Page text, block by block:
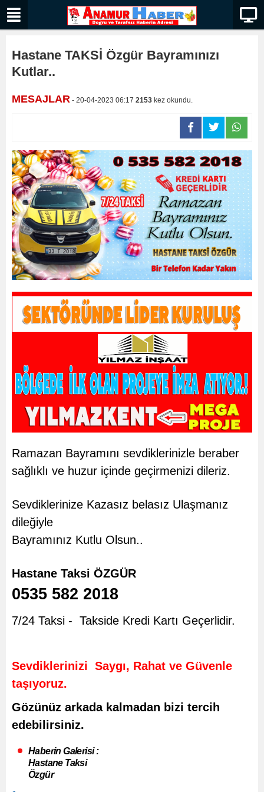
Hastane TAKSİ Özgür Bayramınızı
Kutlar..
MESAJLAR - 20-04-2023 06:17 2153 kez okundu.
Ramazan Bayramını sevdiklerinizle beraber
sağlıklı ve huzur içinde geçirmenizi dileriz.
Sevdiklerinize Kazasız belasız Ulaşmanız
dileğiyle
Bayramınız Kutlu Olsun..
Hastane Taksi ÖZGÜR
0535 582 2018
7/24 Taksi - Takside Kredi Kartı Geçerlidir.
Sevdiklerinizi Saygı, Rahat ve Güvenle
taşıyoruz.
Gözünüz arkada kalmadan bizi tercih
edebilirsiniz.
Haberin Galerisi :
Hastane Taksi
Özgür